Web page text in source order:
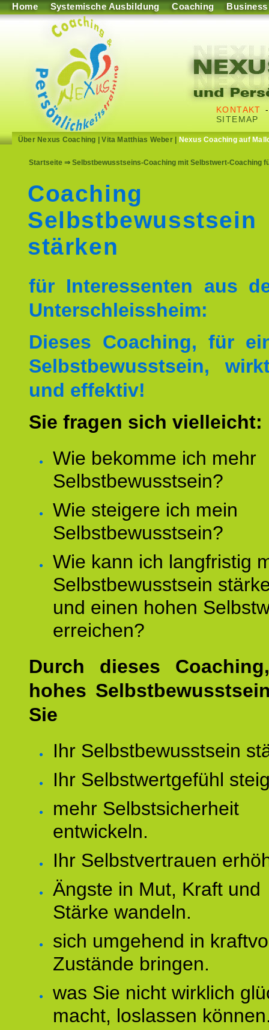
Home Systemische Ausbildung Coaching Business
KONTAKT
SITEMAP
Über Nexus Coaching |Vita Matthias Weber| Nexus Coaching auf
Startseite ⇒ Selbstbewusstseins-Coaching mit Selbstwert-Coaching
Coaching
Selbstbewusstsein
stärken
für Interessenten aus
Unterschleissheim:
Dieses Coaching, für
Selbstbewusstsein,
und effektiv!
Sie fragen sich vielleicht:
Wie bekomme ich mehr
Selbstbewusstsein?
Wie steigere ich mein
Selbstbewusstsein?
Wie kann ich langfristig
Selbstbewusstsein
und einen hohen
erreichen?
Durch dieses
hohes
Sie
Ihr Selbstbewusstsein
Ihr Selbstwertgefühl
mehr Selbstsicherheit
entwickeln.
Ihr Selbstvertrauen
Ängste in Mut, Kraft und
Stärke wandeln.
sich umgehend in
Zustände bringen.
was Sie nicht wirklich
macht, loslassen